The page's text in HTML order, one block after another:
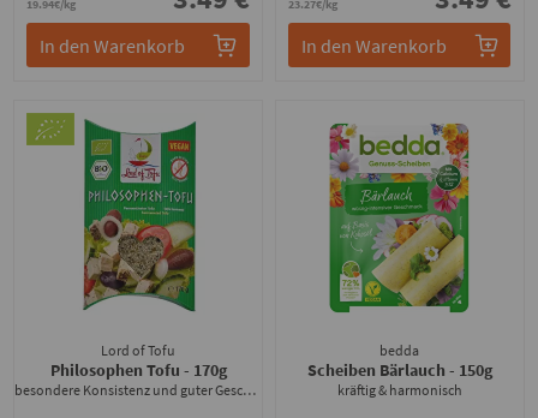
19.94€/kg
In den Warenkorb
23.27€/kg
In den Warenkorb
Lord of Tofu
Philosophen Tofu - 170g
besondere Konsistenz und guter Geschmack
bedda
Scheiben Bärlauch - 150g
kräftig & harmonisch